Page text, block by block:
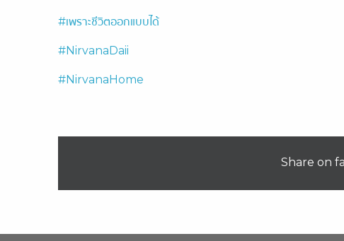
#เพราะชีวิตออกแบบได้
#NirvanaDaii
#NirvanaHome
Share on